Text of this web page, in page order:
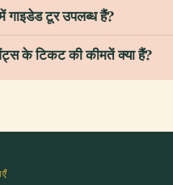
गाइडेड टूर उपलब्ध हैं?
के टिकट की कीमतें क्या हैं?